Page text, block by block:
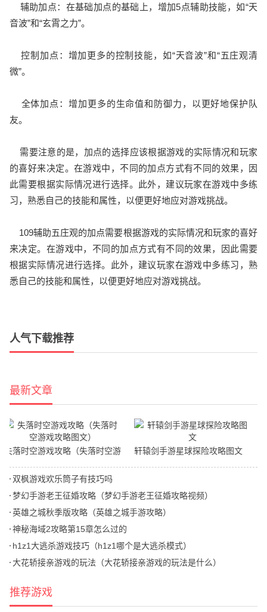
辅助加点：在基础加点的基础上，增加5点辅助技能，如“天
音波”和“玄霄之力”。
控制加点：增加更多的控制技能，如“天音波”和“五庄观清
微”。
全体加点：增加更多的生命值和防御力，以更好地保护队
友。
需要注意的是，加点的选择应该根据游戏的实际情况和玩家
的喜好来决定。在游戏中，不同的加点方式有不同的效果，因
此需要根据实际情况进行选择。此外，建议玩家在游戏中多练
习，熟悉自己的技能和属性，以便更好地应对游戏挑战。
109辅助五庄观的加点需要根据游戏的实际情况和玩家的喜好
来决定。在游戏中，不同的加点方式有不同的效果，因此需要
根据实际情况进行选择。此外，建议玩家在游戏中多练习，熟
悉自己的技能和属性，以便更好地应对游戏挑战。
人气下载推荐
最新文章
失落时空游戏攻略（失落时空游
戏攻略图文）
轩辕剑手游星球探险攻略图文
双枫游戏欢乐筒子有技巧吗
梦幻手游老王征婚攻略（梦幻手游老王征婚攻略视频）
英雄之城秋季版攻略（英雄之城手游攻略）
神秘海域2攻略第15章怎么过的
h1z1大逃杀游戏技巧（h1z1哪个是大逃杀模式）
大花轿接亲游戏的玩法（大花轿接亲游戏的玩法是什么）
推荐游戏